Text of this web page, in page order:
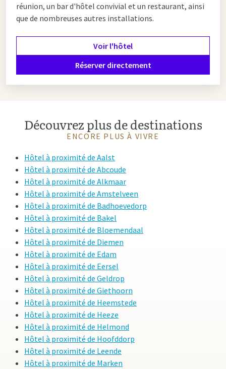
réunion, un bar d'hôtel convivial et un restaurant, ainsi
que de nombreuses autres installations.
Voir l'hôtel
Réserver directement
Découvrez plus de destinations
ENCORE PLUS À VIVRE
Hôtel à proximité de Aalst
Hôtel à proximité de Abcoude
Hôtel à proximité de Alkmaar
Hôtel à proximité de Amstelveen
Hôtel à proximité de Badhoevedorp
Hôtel à proximité de Bakel
Hôtel à proximité de Bloemendaal
Hôtel à proximité de Diemen
Hôtel à proximité de Edam
Hôtel à proximité de Eersel
Hôtel à proximité de Geldrop
Hôtel à proximité de Giethoorn
Hôtel à proximité de Heemstede
Hôtel à proximité de Heeze
Hôtel à proximité de Helmond
Hôtel à proximité de Hoofddorp
Hôtel à proximité de Leende
Hôtel à proximité de Marken